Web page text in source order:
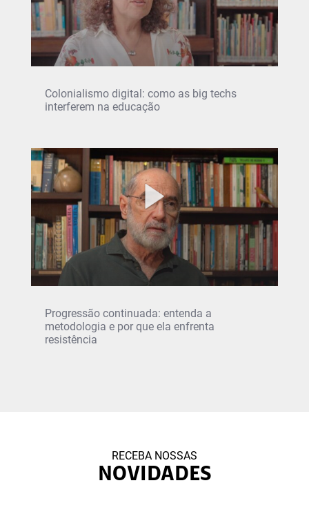
Colonialismo digital: como as big techs
interferem na educação
Progressão continuada: entenda a
metodologia e por que ela enfrenta
resistência
RECEBA NOSSAS
NOVIDADES